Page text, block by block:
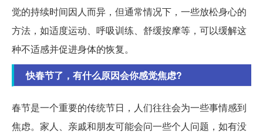
觉的持续时间因人而异，但通常情况下，一些放松身心的
方法，如适度运动、呼吸训练、舒缓按摩等，可以缓解这
种不适感并促进身体的恢复。
快春节了，有什么原因会你感觉焦虑?
春节是一个重要的传统节日，人们往往会为一些事情感到
焦虑。家人、亲戚和朋友可能会问一些个人问题，如有没